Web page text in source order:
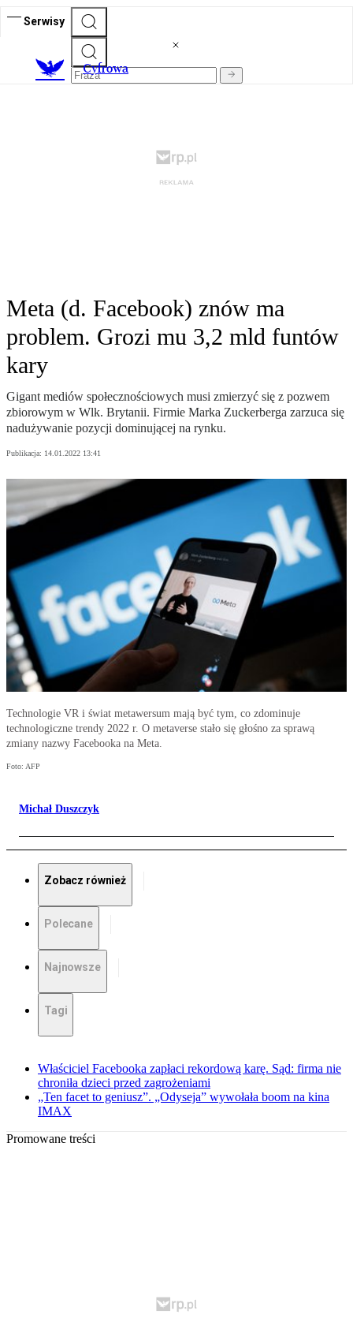
Serwisy
Cyfrowa
Meta (d. Facebook) znów ma
problem. Grozi mu 3,2 mld funtów
kary
Gigant mediów społecznościowych musi zmierzyć się z pozwem
zbiorowym w Wlk. Brytanii. Firmie Marka Zuckerberga zarzuca się
nadużywanie pozycji dominującej na rynku.
Publikacja: 14.01.2022 13:41
Technologie VR i świat metawersum mają być tym, co zdominuje
technologiczne trendy 2022 r. O metaverse stało się głośno za sprawą
zmiany nazwy Facebooka na Meta.
Foto: AFP
Michał Duszczyk
Zobacz również
Polecane
Najnowsze
Tagi
Właściciel Facebooka zapłaci rekordową karę. Sąd: firma nie
chroniła dzieci przed zagrożeniami
„Ten facet to geniusz”. „Odyseja” wywołała boom na kina
IMAX
Promowane treści